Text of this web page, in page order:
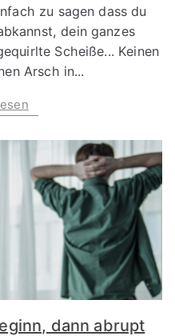
zu sagen dass du
dein ganzes
Scheiße... Keinen
Arsch in...
dann abrupt